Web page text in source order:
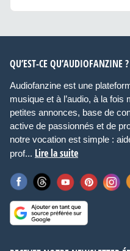
QU’EST-CE QU’AUDIOFANZINE ?
Audiofanzine est une
musique et à l’audio, à la
petites annonces, base de
active de passionnés et de
notre vocation est simple :
prof... Lire la suite